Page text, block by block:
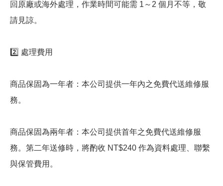
回原廠或海外處理，作業時間可能需 1～2 個月不等，敬
請見諒。
2️⃣ 處理費用
商品保固為一年者：本公司提供一年內之免費代送維修服
務。
商品保固為兩年者：本公司提供首年之免費代送維修服
務。第二年送修時，將酌收 NT$240 作為資料處理、聯繫
與保管費用。